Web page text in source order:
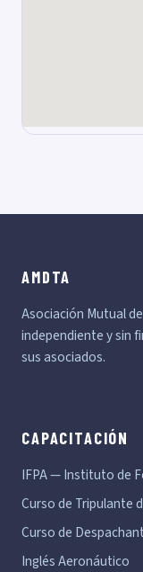
AMDTA
Asociación Mutual
independiente y sin
sus asociados.
CAPACITACIÓN
IFPA — Instituto de
Curso de Tripulante
Curso de
Inglés Aeronáutico